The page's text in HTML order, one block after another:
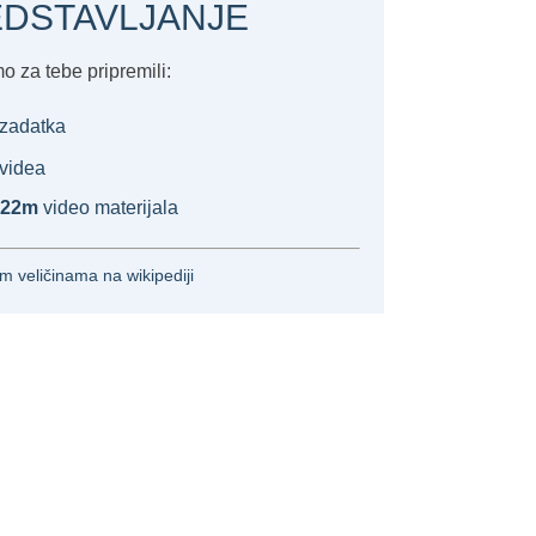
za tebe pripremili:
zadatka
videa
video materijala
veličinama na wikipediji